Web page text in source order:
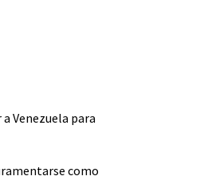
Venezuela para
como